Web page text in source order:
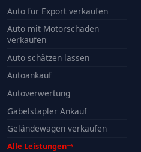
Auto für Export verkaufen
Auto mit Motorschaden
verkaufen
Auto schätzen lassen
Autoankauf
Autoverwertung
Gabelstapler Ankauf
Geländewagen verkaufen
Alle Leistungen